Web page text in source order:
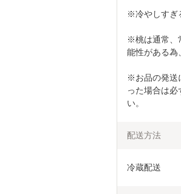
※冷やしすぎ
※桃は通常、
能性がある為
※お品の発送
った場合は
い。
配送方法
冷蔵配送